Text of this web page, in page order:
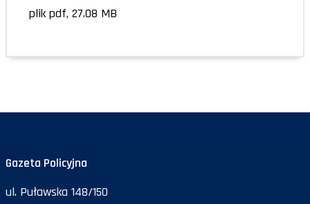
plik pdf, 27.08 MB
Gazeta Policyjna
ul. Puławska 148/150